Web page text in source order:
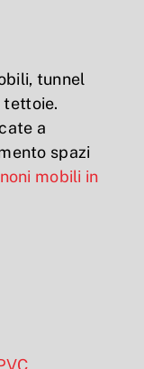
tunnel
a
spazi
mobili in